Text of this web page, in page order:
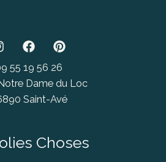
55 19 56 26
Dame du Loc
Saint-Avé
Choses